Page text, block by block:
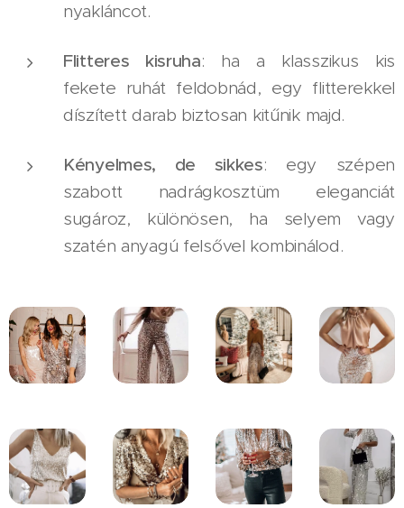
nyakláncot.
Flitteres kisruha: ha a klasszikus kis
fekete ruhát feldobnád, egy flitterekkel
díszített darab biztosan kitűnik majd.
Kényelmes, de sikkes: egy szépen
szabott nadrágkosztüm eleganciát
sugároz, különösen, ha selyem vagy
szatén anyagú felsővel kombinálod.